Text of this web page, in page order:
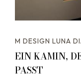
M DESIGN LUNA
EIN KAMIN,
PASST